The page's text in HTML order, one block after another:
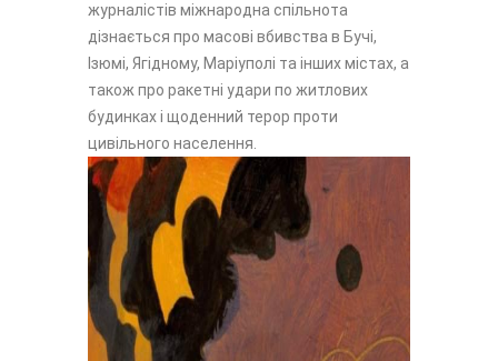
журналістів міжнародна спільнота
дізнається про масові вбивства в Бучі,
Ізюмі, Ягідному, Маріуполі та інших містах, а
також про ракетні удари по житлових
будинках і щоденний терор проти
цивільного населення.